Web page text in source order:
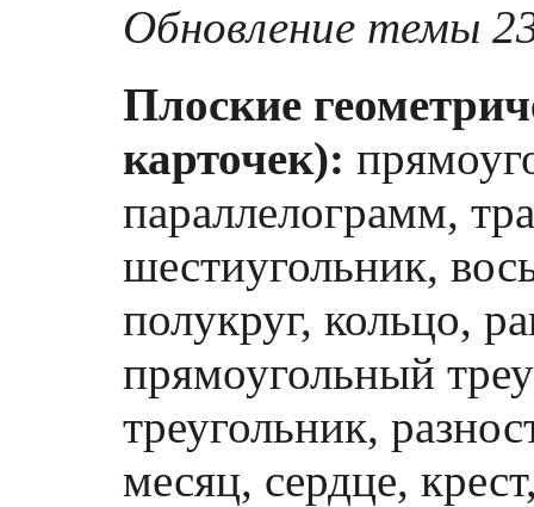
Обновление темы
Плоские
карточек):
параллелограмм,
шестиугольник,
полукруг, кольцо,
прямоугольный
треугольник,
месяц, сердце,